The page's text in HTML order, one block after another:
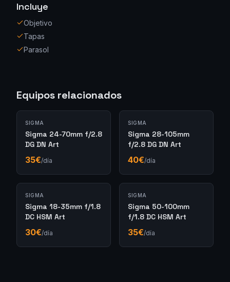
Incluye
Objetivo
Tapas
Parasol
Equipos relacionados
SIGMA
Sigma 24-70mm f/2.8
DG DN Art
35€/día
SIGMA
Sigma 28-105mm
f/2.8 DG DN Art
40€/día
SIGMA
Sigma 18-35mm f/1.8
DC HSM Art
30€/día
SIGMA
Sigma 50-100mm
f/1.8 DC HSM Art
35€/día